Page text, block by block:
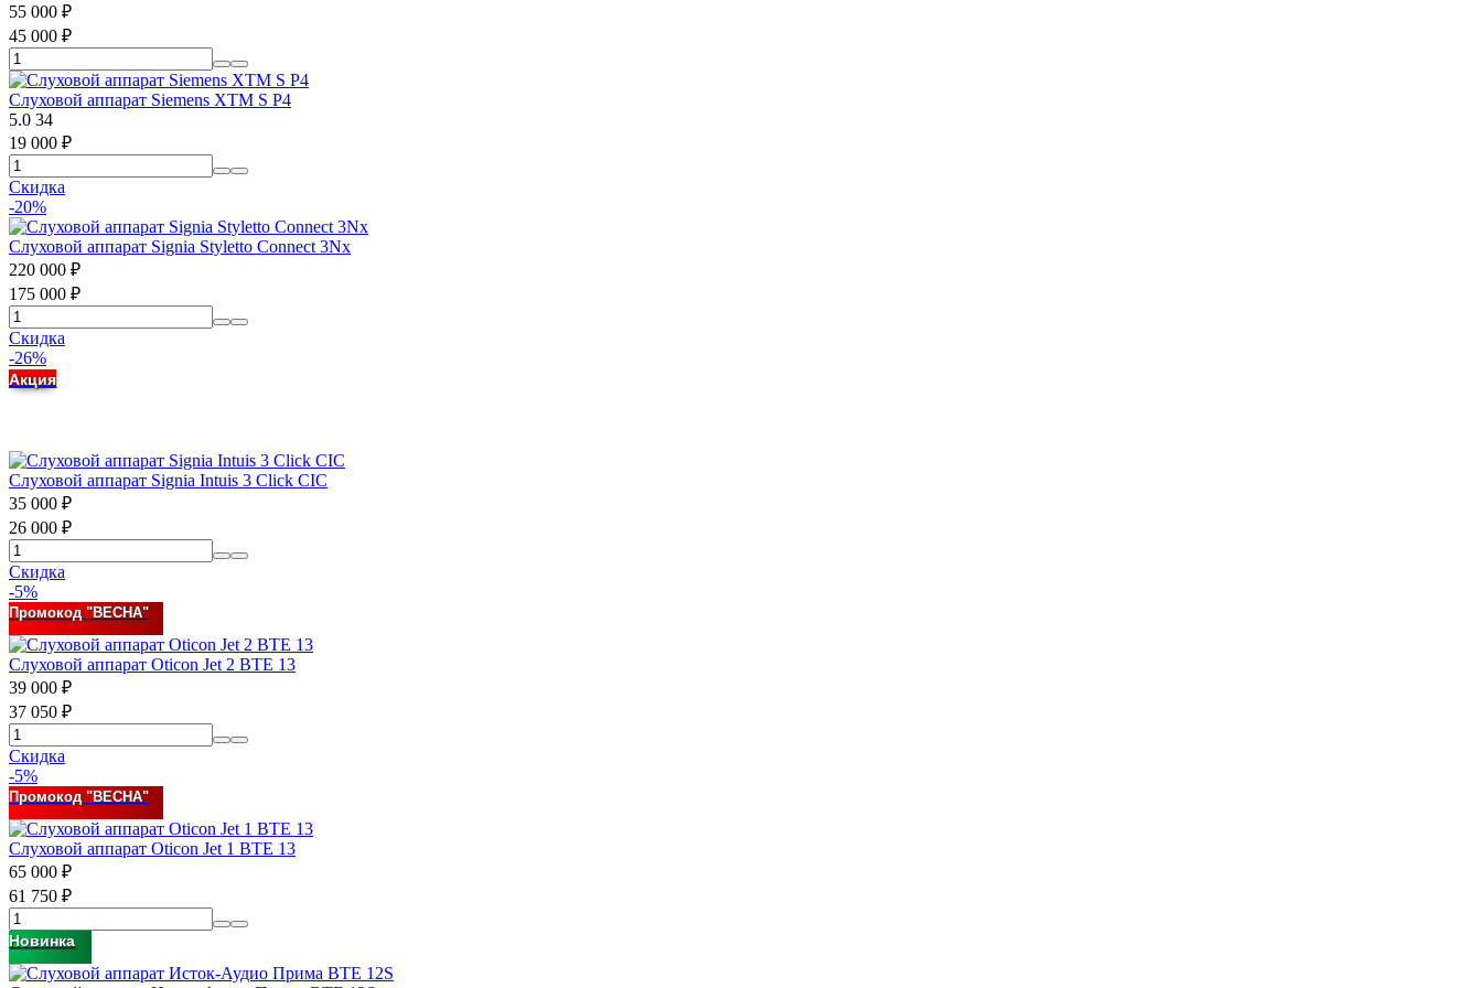
55 000 ₽
45 000 ₽
Слуховой аппарат Siemens XTM S P4
5.0 34
19 000 ₽
Скидка
-20%
Слуховой аппарат Signia Styletto Connect 3Nx
220 000 ₽
175 000 ₽
Скидка
-26%
Акция
Слуховой аппарат Signia Intuis 3 Click CIC
35 000 ₽
26 000 ₽
Скидка
-5%
Промокод "ВЕСНА"
Слуховой аппарат Oticon Jet 2 BTE 13
39 000 ₽
37 050 ₽
Скидка
-5%
Промокод "ВЕСНА"
Слуховой аппарат Oticon Jet 1 BTE 13
65 000 ₽
61 750 ₽
Новинка